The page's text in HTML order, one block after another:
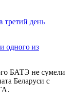
день
одного из
БАТЭ не сумели
Беларуси с